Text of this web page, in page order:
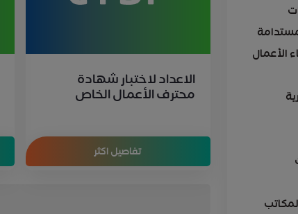
الاعداد لاختبار شهادة
محترف الأعمال الخاص
تفاصيل اكثر